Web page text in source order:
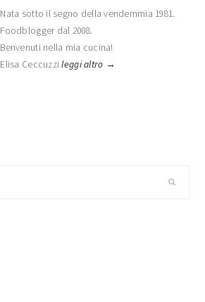
Nata sotto il segno della vendemmia 1981.
Foodblogger dal 2008.
Benvenuti nella mia cucina!
Elisa Ceccuzzileggi altro →